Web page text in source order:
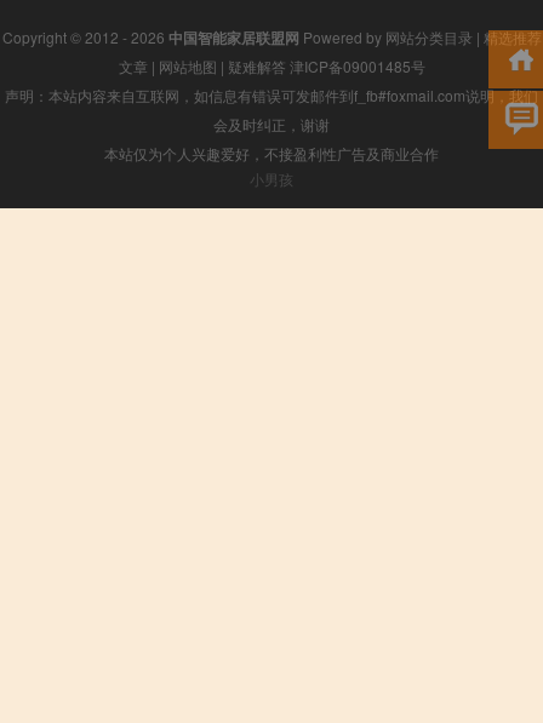
Copyright © 2012 - 2026 中国智能家居联盟网 Powered by 网站分类目录 | 精选推荐
文章 | 网站地图 | 疑难解答 津ICP备09001485号
声明：本站内容来自互联网，如信息有错误可发邮件到f_fb#foxmail.com说明，我们
会及时纠正，谢谢
本站仅为个人兴趣爱好，不接盈利性广告及商业合作
小男孩